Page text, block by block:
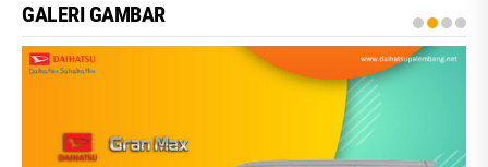
GALERI GAMBAR